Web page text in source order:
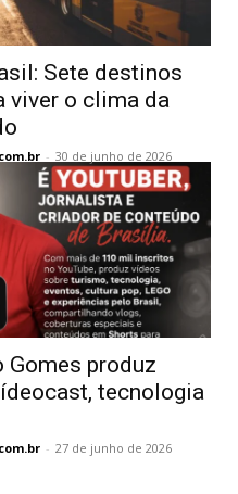
Sete destinos
viver o clima da
- 30 de junho de 2026
Gomes produz
tecnologia
- 27 de junho de 2026